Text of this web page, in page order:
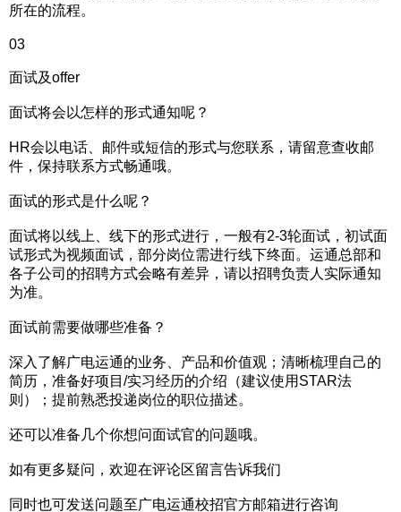
所在的流程。
03
面试及offer
面试将会以怎样的形式通知呢？
HR会以电话、邮件或短信的形式与您联系，请留意查收邮
件，保持联系方式畅通哦。
面试的形式是什么呢？
面试将以线上、线下的形式进行，一般有2-3轮面试，初试面
试形式为视频面试，部分岗位需进行线下终面。运通总部和
各子公司的招聘方式会略有差异，请以招聘负责人实际通知
为准。
面试前需要做哪些准备？
深入了解广电运通的业务、产品和价值观；清晰梳理自己的
简历，准备好项目/实习经历的介绍（建议使用STAR法
则）；提前熟悉投递岗位的职位描述。
还可以准备几个你想问面试官的问题哦。
如有更多疑问，欢迎在评论区留言告诉我们
同时也可发送问题至广电运通校招官方邮箱进行咨询